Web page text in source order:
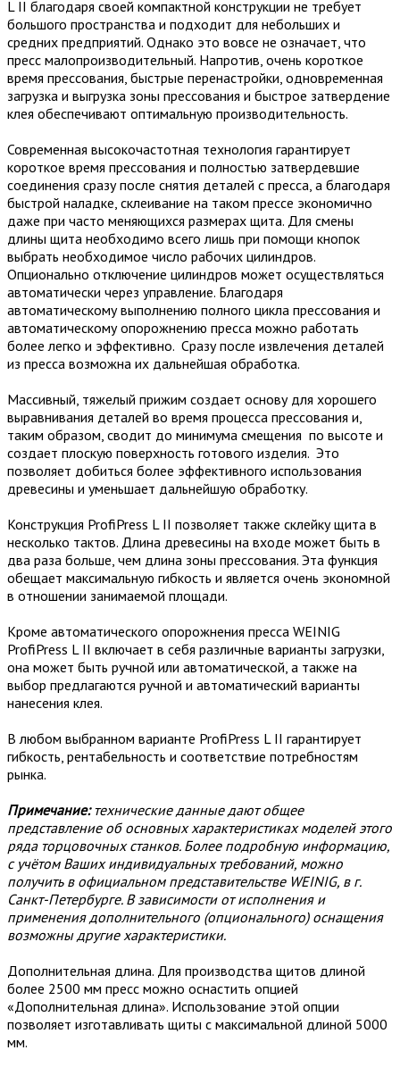
L II благодаря своей компактной конструкции не требует
большого пространства и подходит для небольших и
средних предприятий. Однако это вовсе не означает, что
пресс малопроизводительный. Напротив, очень короткое
время прессования, быстрые перенастройки, одновременная
загрузка и выгрузка зоны прессования и быстрое затвердение
клея обеспечивают оптимальную производительность.
Современная высокочастотная технология гарантирует
короткое время прессования и полностью затвердевшие
соединения сразу после снятия деталей с пресса, а благодаря
быстрой наладке, склеивание на таком прессе экономично
даже при часто меняющихся размерах щита. Для смены
длины щита необходимо всего лишь при помощи кнопок
выбрать необходимое число рабочих цилиндров.
Опционально отключение цилиндров может осуществляться
автоматически через управление. Благодаря
автоматическому выполнению полного цикла прессования и
автоматическому опорожнению пресса можно работать
более легко и эффективно. Сразу после извлечения деталей
из пресса возможна их дальнейшая обработка.
Массивный, тяжелый прижим создает основу для хорошего
выравнивания деталей во время процесса прессования и,
таким образом, сводит до минимума смещения по высоте и
создает плоскую поверхность готового изделия. Это
позволяет добиться более эффективного использования
древесины и уменьшает дальнейшую обработку.
Конструкция ProfiPress L II позволяет также склейку щита в
несколько тактов. Длина древесины на входе может быть в
два раза больше, чем длина зоны прессования. Эта функция
обещает максимальную гибкость и является очень экономной
в отношении занимаемой площади.
Кроме автоматического опорожнения пресса WEINIG
ProfiPress L II включает в себя различные варианты загрузки,
она может быть ручной или автоматической, а также на
выбор предлагаются ручной и автоматический варианты
нанесения клея.
В любом выбранном варианте ProfiPress L II гарантирует
гибкость, рентабельность и соответствие потребностям
рынка.
Примечание:технические данные дают общее
представление об основных характеристиках моделей этого
ряда торцовочных станков. Более подробную информацию,
с учётом Ваших индивидуальных требований, можно
получить в официальном представительстве WEINIG, в г.
Санкт-Петербурге. В зависимости от исполнения и
применения дополнительного (опционального) оснащения
возможны другие характеристики.
Дополнительная длина. Для производства щитов длиной
более 2500 мм пресс можно оснастить опцией
«Дополнительная длина». Использование этой опции
позволяет изготавливать щиты с максимальной длиной 5000
мм.